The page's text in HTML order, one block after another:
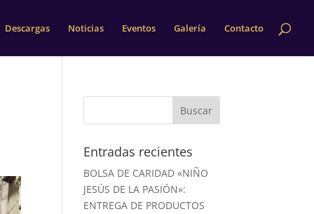
Descargas Noticias Eventos Galería Contacto
Entradas recientes
BOLSA DE CARIDAD «NIÑO
JESÚS DE LA PASIÓN»:
ENTREGA DE PRODUCTOS